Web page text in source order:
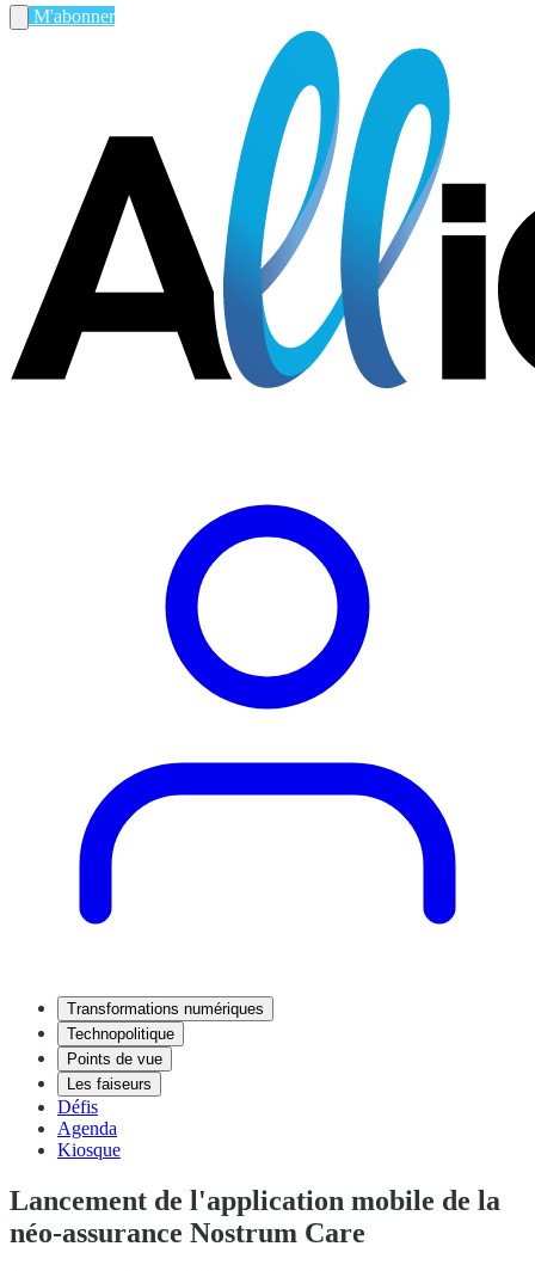
M'abonner
Transformations numériques
Technopolitique
Points de vue
Les faiseurs
Défis
Agenda
Kiosque
Lancement de l'application mobile de la
néo-assurance Nostrum Care